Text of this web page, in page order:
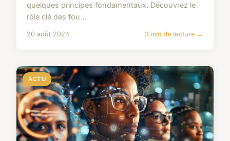
quelques principes fondamentaux. Découvrez le
rôle clé des fou...
20 août 2024 3 min de lecture →
ACTU